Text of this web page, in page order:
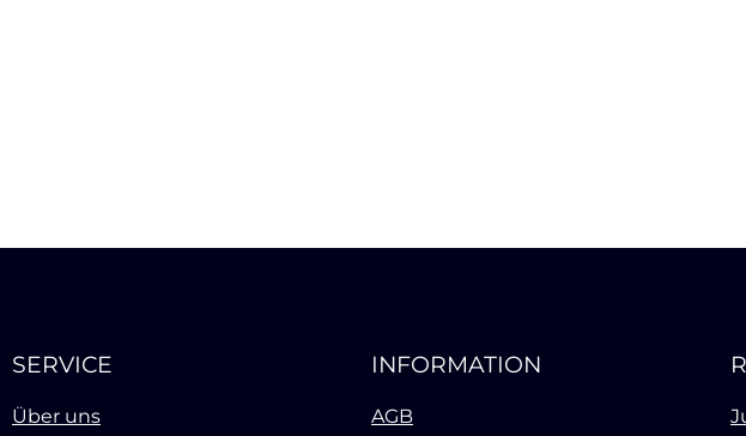
SERVICE
Über uns
INFORMATION
AGB